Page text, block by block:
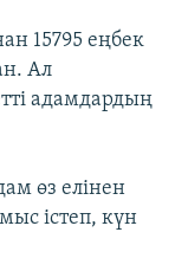
15795 еңбек
Ал
адамдардың
өз елінен
істеп, күн